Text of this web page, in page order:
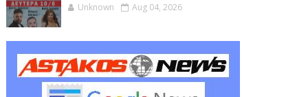
Unknown Aug 04, 2026